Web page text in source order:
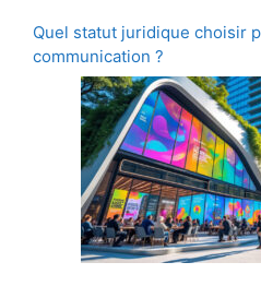
Quel statut juridique choisir
communication ?